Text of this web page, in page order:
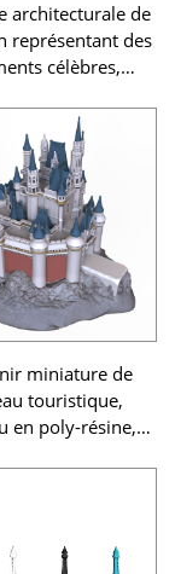
architecturale de
représentant des
célèbres,
miniature
d’un monument
miniature de
touristique,
en poly-résine,